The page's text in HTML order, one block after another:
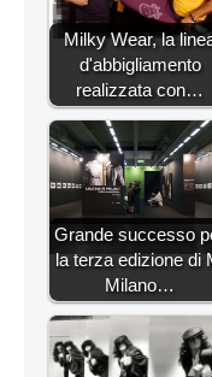
Milky Wear, la
d'abbigliamento
realizzata con…
Grande successo
la terza edizione di
Milano…